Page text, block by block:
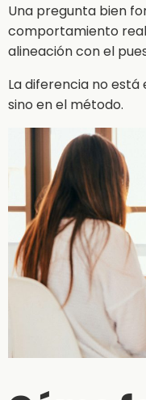
Una pregunta bien
comportamiento
alineación con el
La diferencia no
sino en el método.